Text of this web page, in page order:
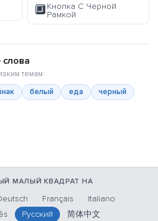
🔲Кнопка С Черной
Рамкой
темам:
белый еда черный
МАЛЫЙ КВАДРАТ НА
Français
Italiano
Русский
简体中文